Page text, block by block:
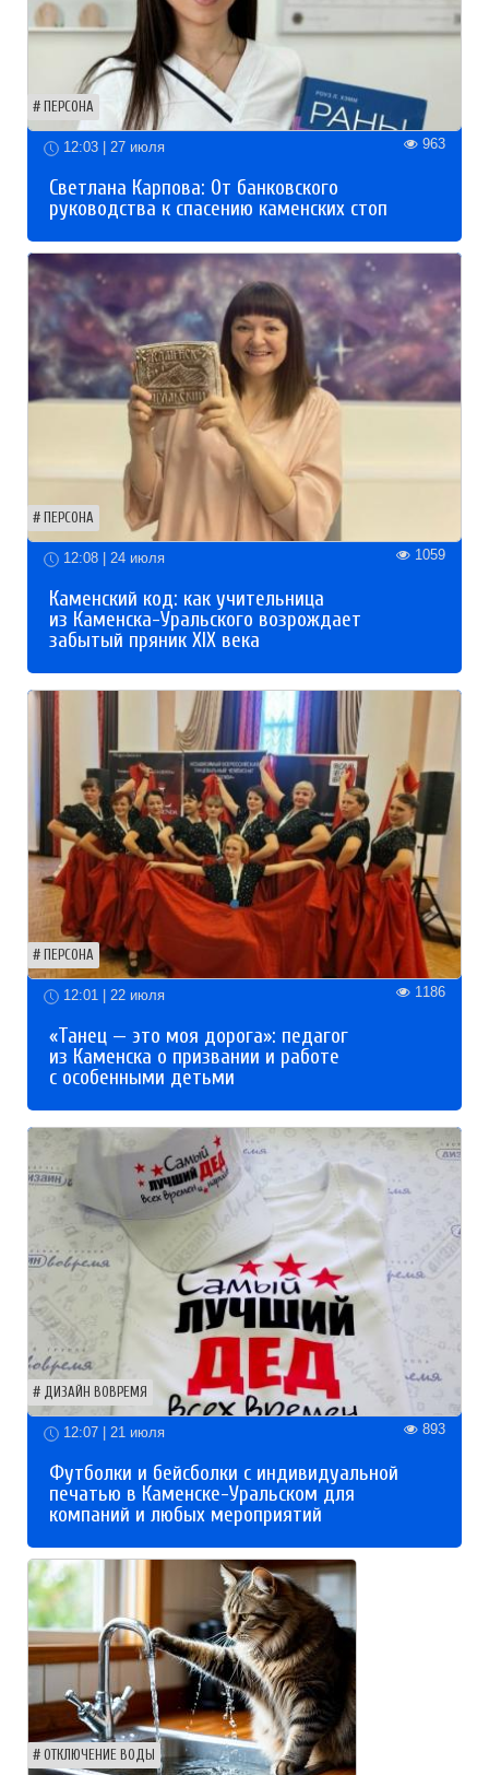
ПЕРСОНА
12:03 | 27 июля 963
Светлана Карпова: От банковского
руководства к спасению каменских стоп
ПЕРСОНА
12:08 | 24 июля 1059
Каменский код: как учительница
из Каменска-Уральского возрождает
забытый пряник XIX века
ПЕРСОНА
12:01 | 22 июля 1186
«Танец — это моя дорога»: педагог
из Каменска о призвании и работе
с особенными детьми
ДИЗАЙН ВОВРЕМЯ
12:07 | 21 июля 893
Футболки и бейсболки с индивидуальной
печатью в Каменске-Уральском для
компаний и любых мероприятий
ОТКЛЮЧЕНИЕ ВОДЫ